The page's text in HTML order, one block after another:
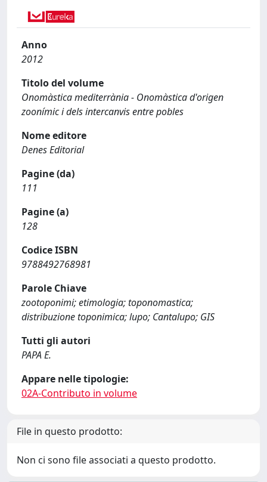
Anno
2012
Titolo del volume
Onomàstica mediterrània - Onomàstica d'origen
zoonímic i dels intercanvis entre pobles
Nome editore
Denes Editorial
Pagine (da)
111
Pagine (a)
128
Codice ISBN
9788492768981
Parole Chiave
zootoponimi; etimologia; toponomastica;
distribuzione toponimica; lupo; Cantalupo; GIS
Tutti gli autori
PAPA E.
Appare nelle tipologie:
02A-Contributo in volume
File in questo prodotto:
Non ci sono file associati a questo prodotto.